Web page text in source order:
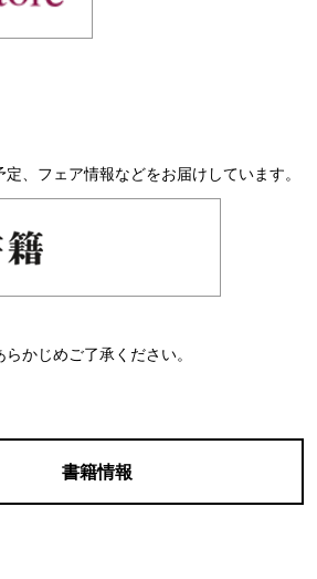
、フェア情報などをお届けしています。
かじめご了承ください。
書籍情報